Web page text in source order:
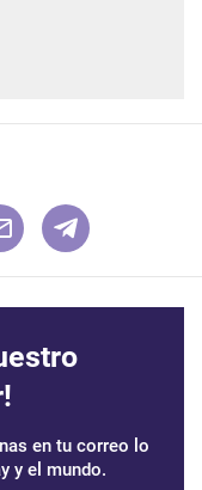
en tu correo lo
y el mundo.